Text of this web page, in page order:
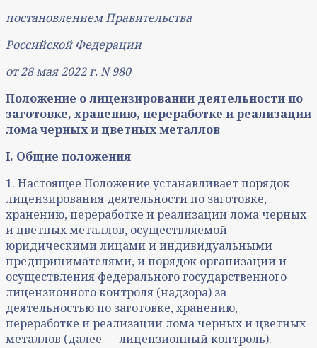
постановлением Правительства
Российской Федерации
от 28 мая 2022 г. N 980
Положение о лицензировании деятельности по
заготовке, хранению, переработке и реализации
лома черных и цветных металлов
I. Общие положения
1. Настоящее Положение устанавливает порядок
лицензирования деятельности по заготовке,
хранению, переработке и реализации лома черных
и цветных металлов, осуществляемой
юридическими лицами и индивидуальными
предпринимателями, и порядок организации и
осуществления федерального государственного
лицензионного контроля (надзора) за
деятельностью по заготовке, хранению,
переработке и реализации лома черных и цветных
металлов (далее — лицензионный контроль).